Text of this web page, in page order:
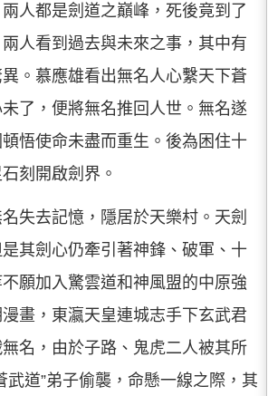
人都是劍道之巔峰，死後竟到了
人看到過去與未來之事，其中有
。慕應雄看出無名人心繫天下蒼
了，便將無名推回人世。無名遂
悟使命未盡而重生。後為困住十
刻開啟劍界。
失去記憶，隱居於天樂村。天劍
其劍心仍牽引著神鋒、破軍、十
願加入驚雲道和神風盟的中原強
畫，東瀛天皇連城志手下玄武君
名，由於子路、鬼虎二人被其所
武道”弟子偷襲，命懸一線之際，其